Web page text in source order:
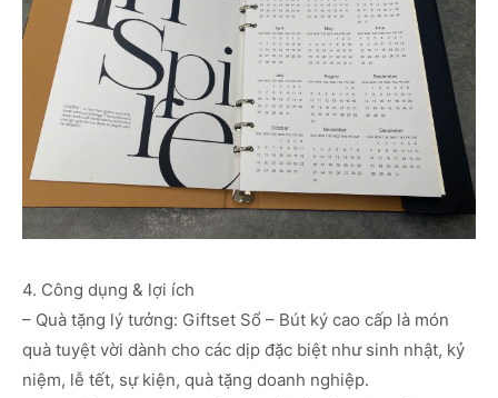
4. Công dụng & lợi ích
– Quà tặng lý tưởng: Giftset Sổ – Bút ký cao cấp là món
quà tuyệt vời dành cho các dịp đặc biệt như sinh nhật, kỷ
niệm, lễ tết, sự kiện, quà tặng doanh nghiệp.